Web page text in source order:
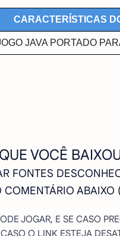
CARACTERÍSTICAS
JAVA PORTADO
VOCÊ
FONTES
COMENTÁRIO
JOGAR, E SE CASO
O LINK ESTEJA